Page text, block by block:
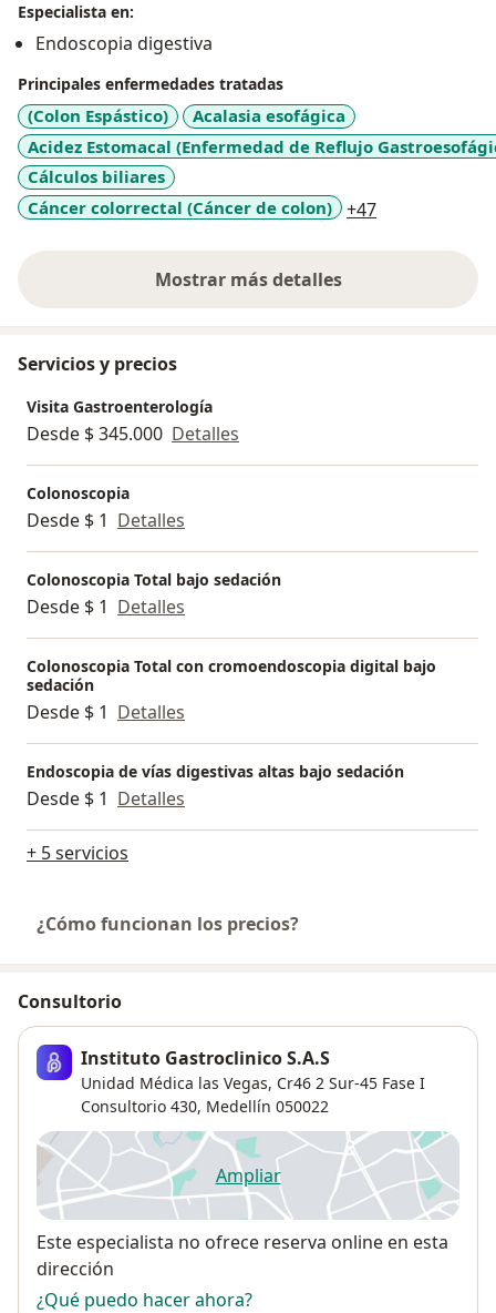
historia personal. Entiendo que cada paciente es
único, por eso diseño planes de manejo
individualizados, con un enfoque integral y
respetuoso. Estoy aquí para acompañarte en cada
paso hacia tu bienestar digestivo, con claridad,
confianza y dedicación. Será un gusto poder ayudarte.
Especialista en:
Endoscopia digestiva
Principales enfermedades tratadas
(Colon Espástico)
Acalasia esofágica
Acidez Estomacal (Enfermedad de Reflujo
Cálculos biliares
Cáncer colorrectal (Cáncer de colon)
+47
Mostrar más detalles
sobre la experiencia
Servicios y precios
Visita Gastroenterología
Desde $ 345.000 Detalles
Colonoscopia
Desde $ 1 Detalles
Colonoscopia Total bajo sedación
Desde $ 1 Detalles
Colonoscopia Total con cromoendoscopia digital bajo
sedación
Desde $ 1 Detalles
Endoscopia de vías digestivas altas bajo sedación
Desde $ 1 Detalles
+ 5 servicios
¿Cómo funcionan los precios?
Consultorio
Instituto Gastroclinico S.A.S
Unidad Médica las Vegas, Cr46 2 Sur-45 Fase I
Consultorio 430, Medellín 050022
Ampliarse abre en una nueva
Disponibilidad
Este especialista no ofrece reserva online en esta
dirección
¿Qué puedo hacer ahora?